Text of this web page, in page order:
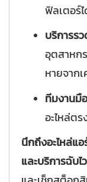
ฟิลเตอร์
บริการรว
อุตสาหก
หายจาก
ทีมงานมื
อะไหล่ต
นึกถึงอะไหล่แ
และบริการฉับไ